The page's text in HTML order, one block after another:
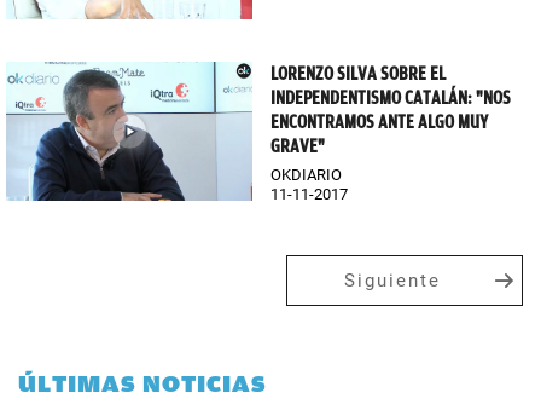
LORENZO SILVA SOBRE EL
INDEPENDENTISMO CATALÁN: "NOS
ENCONTRAMOS ANTE ALGO MUY
GRAVE"
OKDIARIO
11-11-2017
Siguiente
ÚLTIMAS NOTICIAS